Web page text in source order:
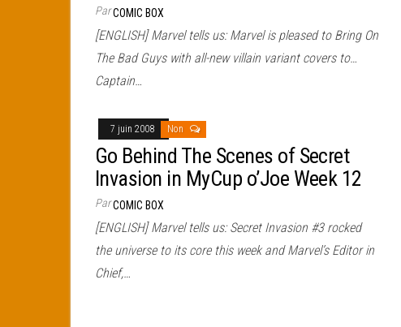
ParCOMIC BOX
[ENGLISH] Marvel tells us: Marvel is pleased to Bring On
The Bad Guys with all-new villain variant covers to…
Captain…
7 juin 2008 Non
Go Behind The Scenes of Secret
Invasion in MyCup o’Joe Week 12
ParCOMIC BOX
[ENGLISH] Marvel tells us: Secret Invasion #3 rocked
the universe to its core this week and Marvel’s Editor in
Chief,…